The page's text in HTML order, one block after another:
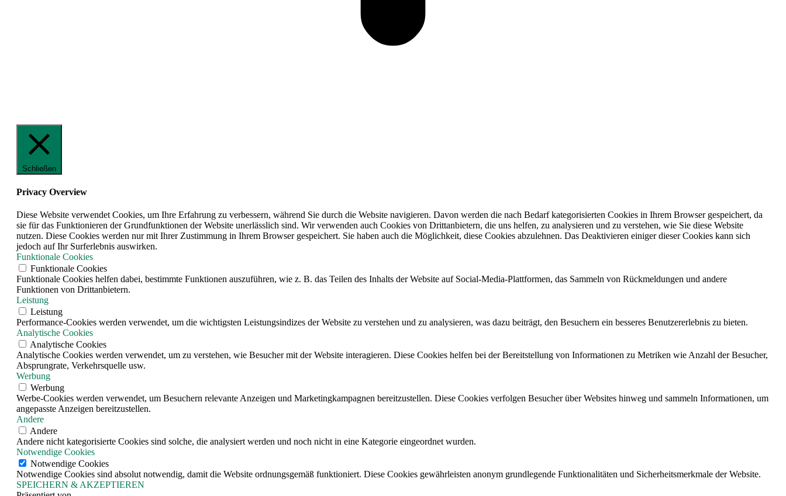
Schließen
Privacy Overview
Diese Website verwendet Cookies, um Ihre Erfahrung zu verbessern, während Sie durch die Website navigieren. Davon werden die nach Bedarf kategorisierten Cookies in Ihrem Browser gespeichert, da
sie für das Funktionieren der Grundfunktionen der Website unerlässlich sind. Wir verwenden auch Cookies von Drittanbietern, die uns helfen, zu analysieren und zu verstehen, wie Sie diese Website
nutzen. Diese Cookies werden nur mit Ihrer Zustimmung in Ihrem Browser gespeichert. Sie haben auch die Möglichkeit, diese Cookies abzulehnen. Das Deaktivieren einiger dieser Cookies kann sich
jedoch auf Ihr Surferlebnis auswirken.
Funktionale Cookies
Funktionale Cookies
Funktionale Cookies helfen dabei, bestimmte Funktionen auszuführen, wie z. B. das Teilen des Inhalts der Website auf Social-Media-Plattformen, das Sammeln von Rückmeldungen und andere
Funktionen von Drittanbietern.
Leistung
Leistung
Performance-Cookies werden verwendet, um die wichtigsten Leistungsindizes der Website zu verstehen und zu analysieren, was dazu beiträgt, den Besuchern ein besseres Benutzererlebnis zu bieten.
Analytische Cookies
Analytische Cookies
Analytische Cookies werden verwendet, um zu verstehen, wie Besucher mit der Website interagieren. Diese Cookies helfen bei der Bereitstellung von Informationen zu Metriken wie Anzahl der Besucher,
Absprungrate, Verkehrsquelle usw.
Werbung
Werbung
Werbe-Cookies werden verwendet, um Besuchern relevante Anzeigen und Marketingkampagnen bereitzustellen. Diese Cookies verfolgen Besucher über Websites hinweg und sammeln Informationen, um
angepasste Anzeigen bereitzustellen.
Andere
Andere
Andere nicht kategorisierte Cookies sind solche, die analysiert werden und noch nicht in eine Kategorie eingeordnet wurden.
Notwendige Cookies
Notwendige Cookies
Notwendige Cookies sind absolut notwendig, damit die Website ordnungsgemäß funktioniert. Diese Cookies gewährleisten anonym grundlegende Funktionalitäten und Sicherheitsmerkmale der Website.
SPEICHERN & AKZEPTIEREN